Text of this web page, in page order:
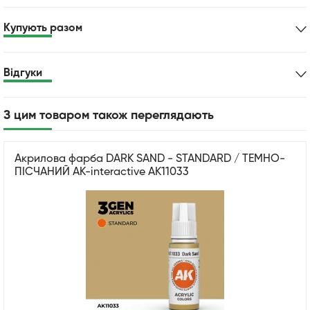
Купують разом
Відгуки
З цим товаром також переглядають
Акрилова фарба DARK SAND - STANDARD / ТЕМНО-
ПІСЧАНИЙ AK-interactive AK11033